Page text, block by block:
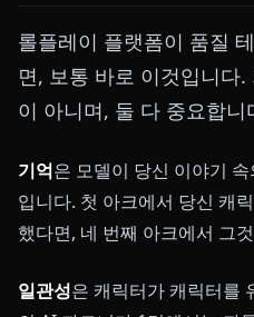
롤플레이 플랫폼이 품질
면, 보통 바로 이것입니다
이 아니며, 둘 다 중요합니
기억은 모델이 당신 이야기
입니다. 첫 아크에서 당신 캐
했다면, 네 번째 아크에서 그
일관성은 캐릭터가 캐릭터를